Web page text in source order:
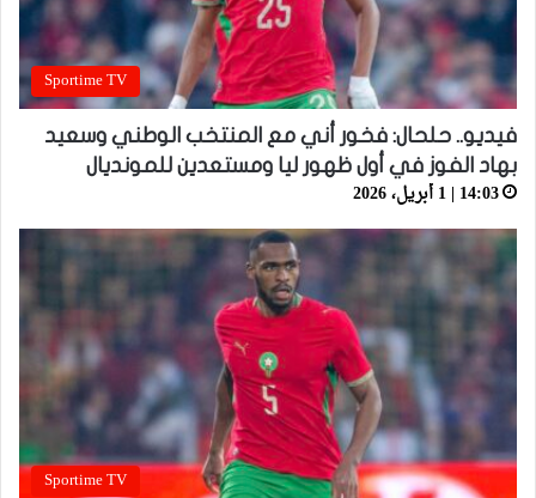
Sportime TV
فيديو.. حلحال: فخور أني مع المنتخب الوطني وسعيد
بهاد الفوز في أول ظهور ليا ومستعدين للمونديال
14:03 | 1 أبريل، 2026
Sportime TV